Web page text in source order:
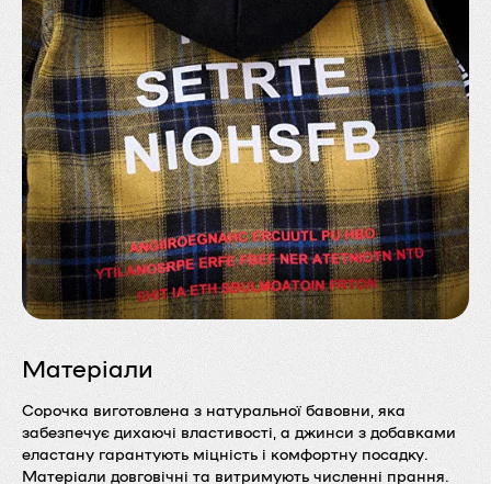
Матеріали
Сорочка виготовлена з натуральної бавовни, яка
забезпечує дихаючі властивості, а джинси з добавками
еластану гарантують міцність і комфортну посадку.
Матеріали довговічні та витримують численні прання.